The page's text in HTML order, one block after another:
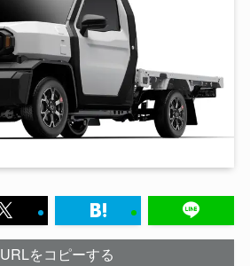
URLをコピーする